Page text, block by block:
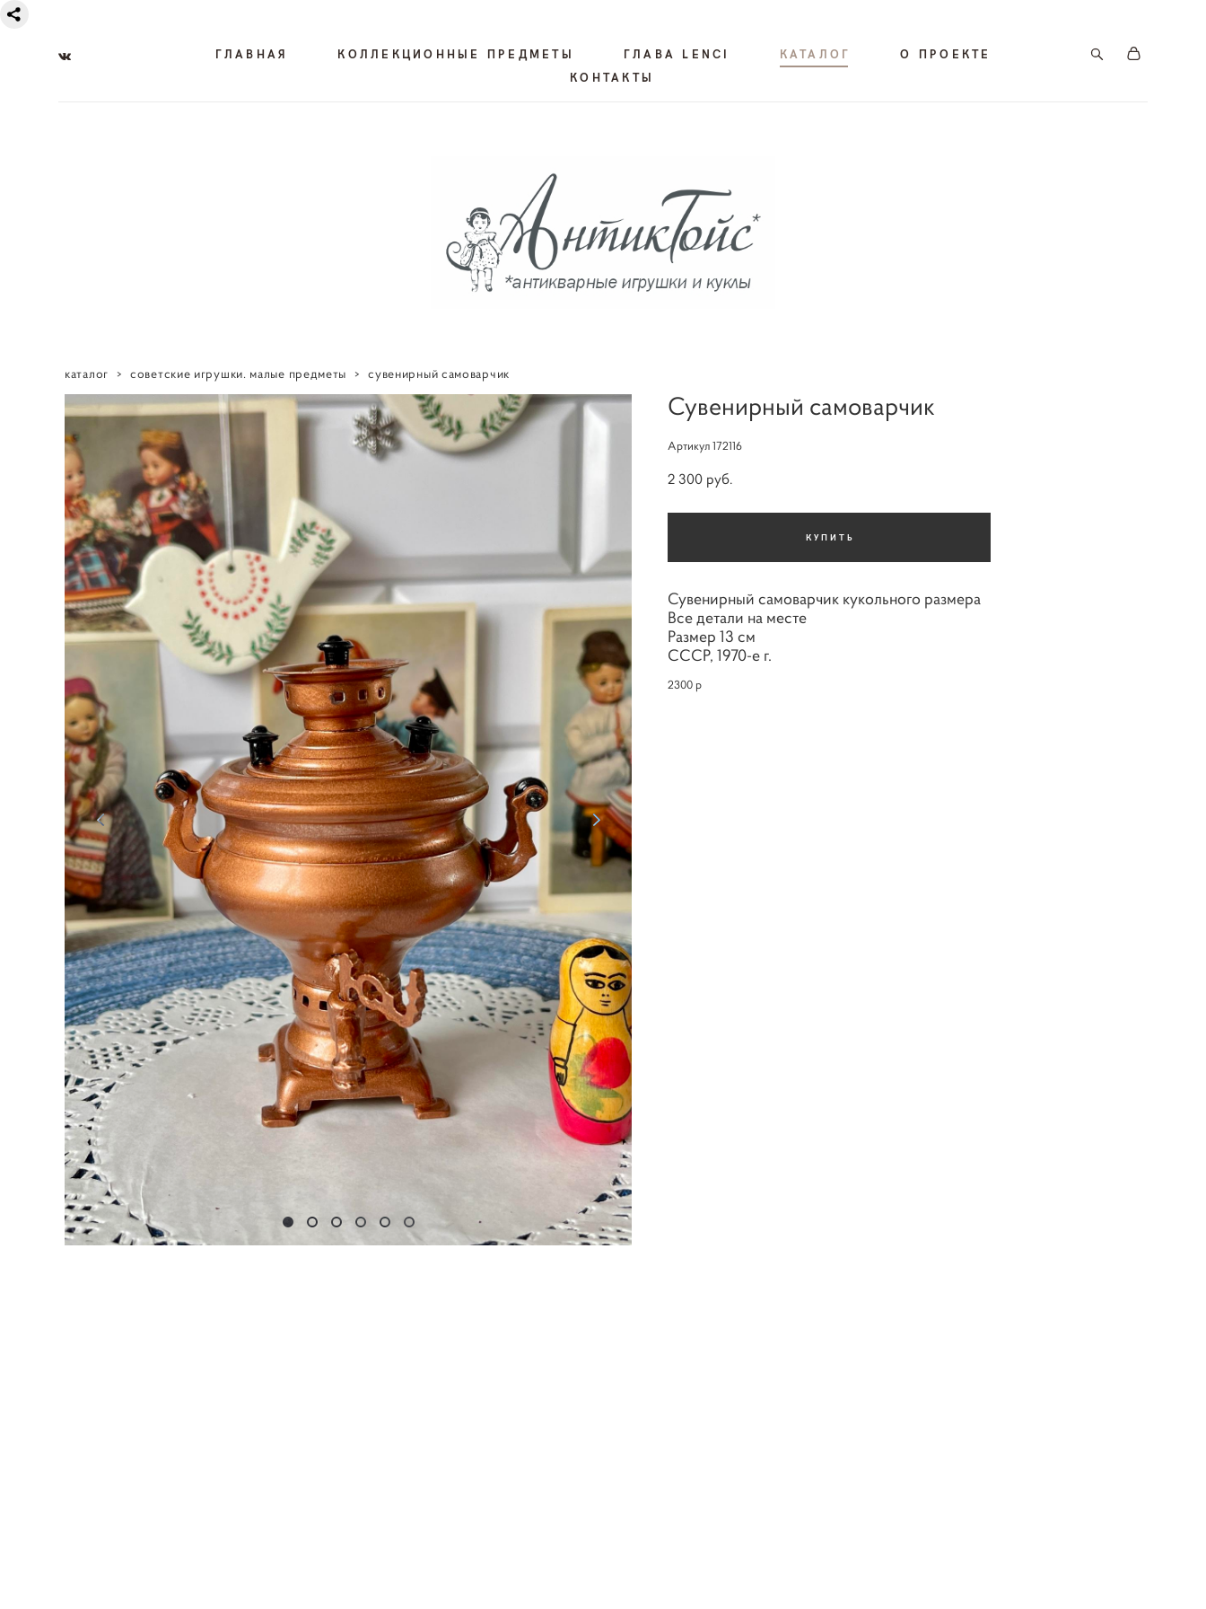
ГЛАВНАЯ КОЛЛЕКЦИОННЫЕ ПРЕДМЕТЫ ГЛАВА LENCI КАТАЛОГ
О ПРОЕКТЕ
КОНТАКТЫ
каталог > советские игрушки. малые предметы > сувенирный самоварчик
Сувенирный самоварчик
Артикул 172116
2 300 pуб.
КУПИТЬ
Сувенирный самоварчик кукольного размера
Все детали на месте
Размер 13 см
СССР, 1970-е г.
2300 р